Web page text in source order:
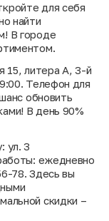
для себя
найти
В городе
15, литера А, 3-й
Телефон для
обновить
В день 90%
ул. 3
ежедневно
78. Здесь вы
скидки –